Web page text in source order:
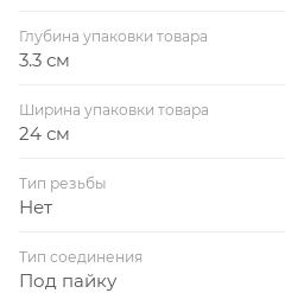
Глубина упаковки товара
3.3 см
Ширина упаковки товара
24 см
Тип резьбы
Нет
Тип соединения
Под пайку